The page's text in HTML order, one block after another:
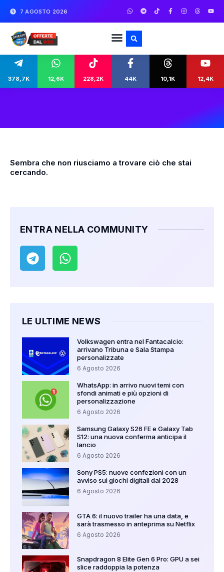
7 AGOSTO 2026
378,7K 12,6K 228,2K 44K 10,1K 12,4K
Sembra che non riusciamo a trovare ciò che stai
cercando.
ENTRA NELLA COMMUNITY
LE ULTIME NEWS
Volkswagen entra nel Fantacalcio:
arrivano Tribuna e Sala Stampa
personalizzate
6 Agosto 2026
WhatsApp: in arrivo nuovi temi con
sfondi animati e più opzioni di
personalizzazione
6 Agosto 2026
Samsung Galaxy S26 FE e Galaxy Tab
S12: una nuova conferma anticipa il
lancio
6 Agosto 2026
Sony PS5: nuove confezioni con un
avviso sui giochi digitali dal 2028
6 Agosto 2026
GTA 6: il nuovo trailer ha una data, e
sarà trasmesso in anteprima su Netflix
6 Agosto 2026
Snapdragon 8 Elite Gen 6 Pro: GPU a sei
slice raddoppia la potenza